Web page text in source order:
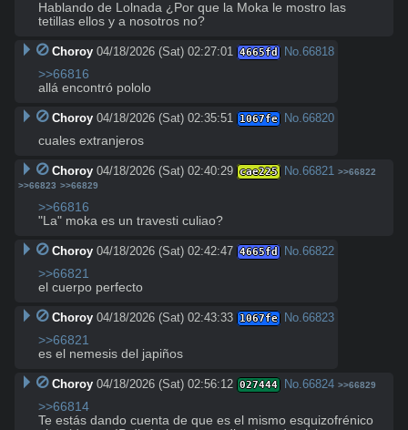
Hablando de Lolnada ¿Por que la Moka le mostro las
tetillas ellos y a nosotros no?
Choroy 04/18/2026 (Sat) 02:27:01 4665fd No.66818
>>66816
allá encontró pololo
Choroy 04/18/2026 (Sat) 02:35:51 1067fe No.66820
cuales extranjeros
Choroy 04/18/2026 (Sat) 02:40:29 cae225 No.66821 >>66822
>>66823 >>66829
>>66816
"La" moka es un travesti culiao?
Choroy 04/18/2026 (Sat) 02:42:47 4665fd No.66822
>>66821
el cuerpo perfecto
Choroy 04/18/2026 (Sat) 02:43:33 1067fe No.66823
>>66821
es el nemesis del japiños
Choroy 04/18/2026 (Sat) 02:56:12 027444 No.66824 >>66829
>>66814
Te estás dando cuenta de que es el mismo esquizofrénico